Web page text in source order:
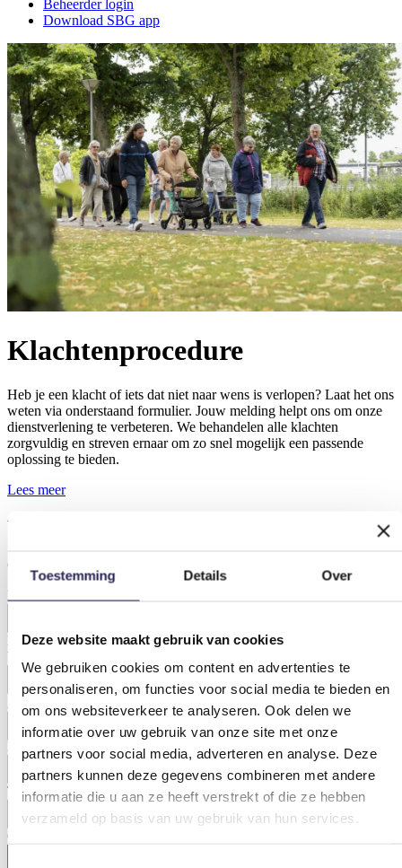
Toestemming Details Over
Deze website maakt gebruik van cookies
We gebruiken cookies om content en advertenties te
personaliseren, om functies voor social media te bieden en
om ons websiteverkeer te analyseren. Ook delen we
informatie over uw gebruik van onze site met onze
partners voor social media, adverteren en analyse. Deze
partners kunnen deze gegevens combineren met andere
informatie die u aan ze heeft verstrekt of die ze hebben
verzameld op basis van uw gebruik van hun services.
Beheerder login
Download SBG app
Klachtenprocedure
Heb je een klacht of iets dat niet naar wens is verlopen? Laat het ons
weten via onderstaand formulier. Jouw melding helpt ons om onze
dienstverlening te verbeteren. We behandelen alle klachten
zorgvuldig en streven ernaar om zo snel mogelijk een passende
oplossing te bieden.
Lees meer
Verbeter- of klachtenformulier
Gelieve dit formulier zo volledig mogelijk in te vullen.
Bedrijfsnaam / organisatie
Naam(Vereist)
Voornaam
Achternaam
E-mailadres
Telefoon(Vereist)
Omschrijving verbeterpunten of klachten